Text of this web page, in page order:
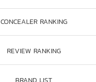
CONCEALER RANKING
REVIEW RANKING